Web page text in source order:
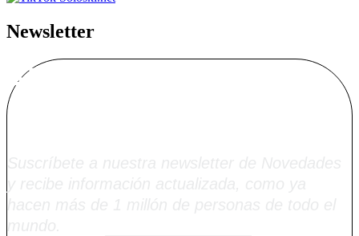
Newsletter
Alta Boletín